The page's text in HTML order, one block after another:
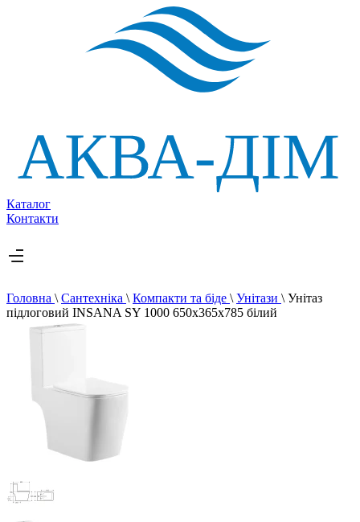
Каталог
Контакти
Головна \ Сантехніка \ Компакти та біде \ Унітази \ Унітаз
підлоговий INSANA SY 1000 650х365х785 білий